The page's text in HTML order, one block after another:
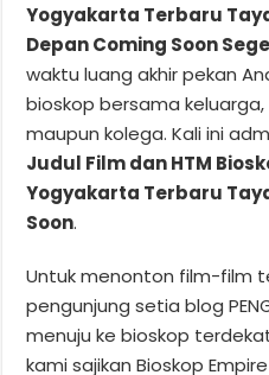
Yogyakarta Terbaru
Depan Coming Soon
waktu luang akhir pekan
bioskop bersama
maupun kolega. Kali ini
Judul Film dan HTM
Yogyakarta Terbaru
Soon.
Untuk menonton film-film
pengunjung setia blog
menuju ke bioskop
kami sajikan Bioskop